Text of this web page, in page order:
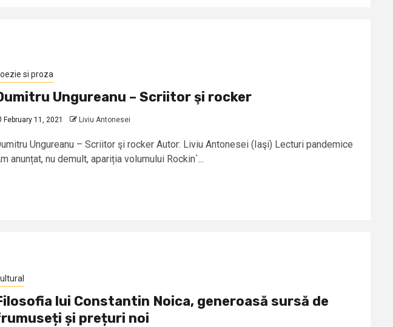
si proza
Ungureanu – Scriitor şi rocker
February 11, 2021 Liviu Antonesei
Ungureanu – Scriitor şi rocker Autor: Liviu Antonesei (Iaşi) Lecturi pandemice
anunțat, nu demult, apariția volumului Rockin`...
lui Constantin Noica, generoasă sursă de
și prețuri noi